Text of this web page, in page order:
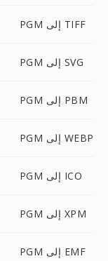
PGM إلى TIFF
PGM إلى SVG
PGM إلى PBM
PGM إلى WEBP
PGM إلى ICO
PGM إلى XPM
PGM إلى EMF